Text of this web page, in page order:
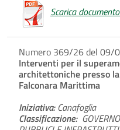
Scarica
Numero 369/26 del 09/
Interventi per il
architettoniche presso
Falconara Marittima
Iniziativa:Canafoglia
Classificazione: